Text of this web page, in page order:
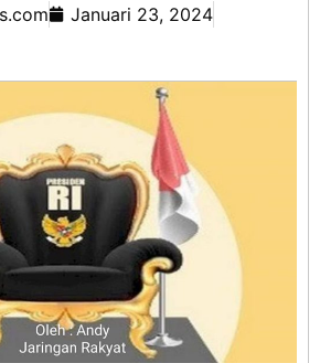
Januari 23, 2024